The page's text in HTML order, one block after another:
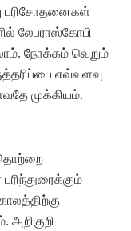
பரிசோதனைகள்
லேபராஸ்கோபி
நோக்கம் வெறும்
எவ்வளவு
முக்கியம்.